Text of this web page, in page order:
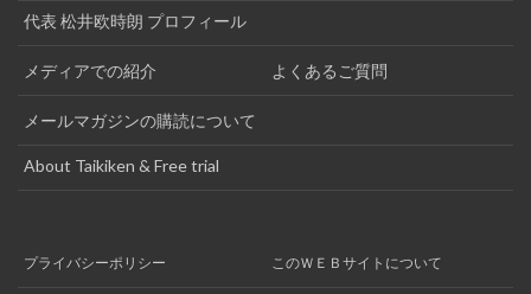
代表 松井欧時朗 プロフィール
メディアでの紹介 よくあるご質問
メールマガジンの購読について
About Taikiken & Free trial
プライバシーポリシー このＷＥＢサイトについて